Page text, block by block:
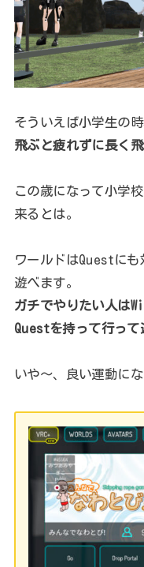
そういえば小学生の
飛ぶと疲れずに長く飛
この歳になって小学
来るとは。
ワールドはQuestに
遊べます。
ガチでやりたい人は
Questを持って行って
いや～、良い運動に